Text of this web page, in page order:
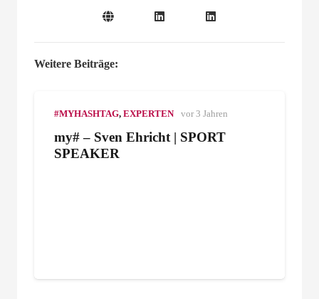
Weitere Beiträge:
#MYHASHTAG,EXPERTEN vor 3 Jahren
my# – Sven Ehricht | SPORT
SPEAKER